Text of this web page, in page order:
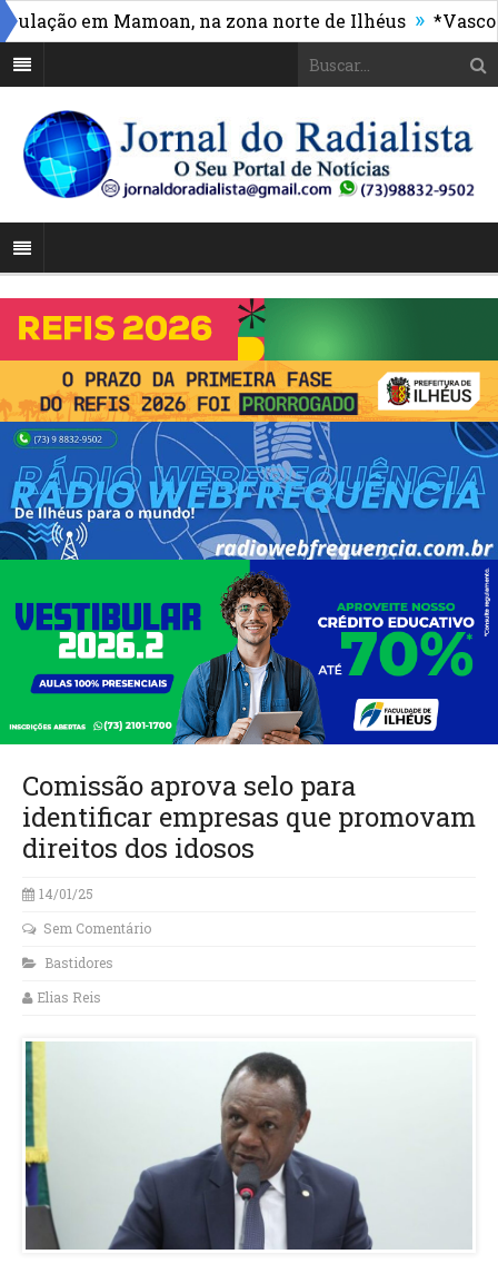
em Mamoan, na zona norte de Ilhéus » *Vasco
Comissão aprova selo para
identificar empresas que promovam
direitos dos idosos
14/01/25
Sem Comentário
Bastidores
Elias Reis